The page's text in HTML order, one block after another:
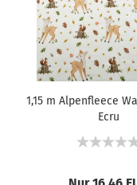
1,15 m Alpenfleece
Ecru